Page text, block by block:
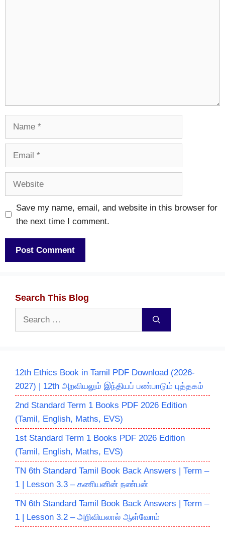
Name
Email
Website
Save my name, email, and website in this browser for
the next time I comment.
Search This Blog
Search
12th Ethics Book in Tamil PDF Download (2026-
2027) | 12th அறவியலும் இந்தியப் பண்பாடும் புத்தகம்
2nd Standard Term 1 Books PDF 2026 Edition
(Tamil, English, Maths, EVS)
1st Standard Term 1 Books PDF 2026 Edition
(Tamil, English, Maths, EVS)
TN 6th Standard Tamil Book Back Answers | Term –
1 | Lesson 3.3 – கணியனின் நண்பன்
TN 6th Standard Tamil Book Back Answers | Term –
1 | Lesson 3.2 – அறிவியலால் ஆள்வோம்